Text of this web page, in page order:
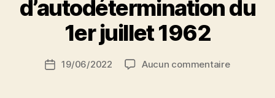
d’autodétermination du
1er juillet 1962
de
r
N
Date19/06/2022 Aucun commentairesur